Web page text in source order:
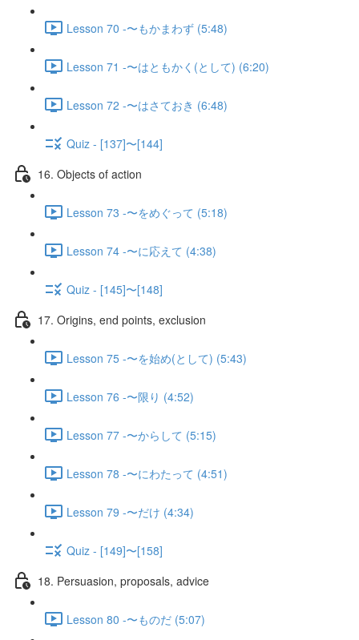
Lesson 70 -〜もかまわず (5:48)
Lesson 71 -〜はともかく(として) (6:20)
Lesson 72 -〜はさておき (6:48)
Quiz - [137]〜[144]
16. Objects of action
Lesson 73 -〜をめぐって (5:18)
Lesson 74 -〜に応えて (4:38)
Quiz - [145]〜[148]
17. Origins, end points, exclusion
Lesson 75 -〜を始め(として) (5:43)
Lesson 76 -〜限り (4:52)
Lesson 77 -〜からして (5:15)
Lesson 78 -〜にわたって (4:51)
Lesson 79 -〜だけ (4:34)
Quiz - [149]〜[158]
18. Persuasion, proposals, advice
Lesson 80 -〜ものだ (5:07)